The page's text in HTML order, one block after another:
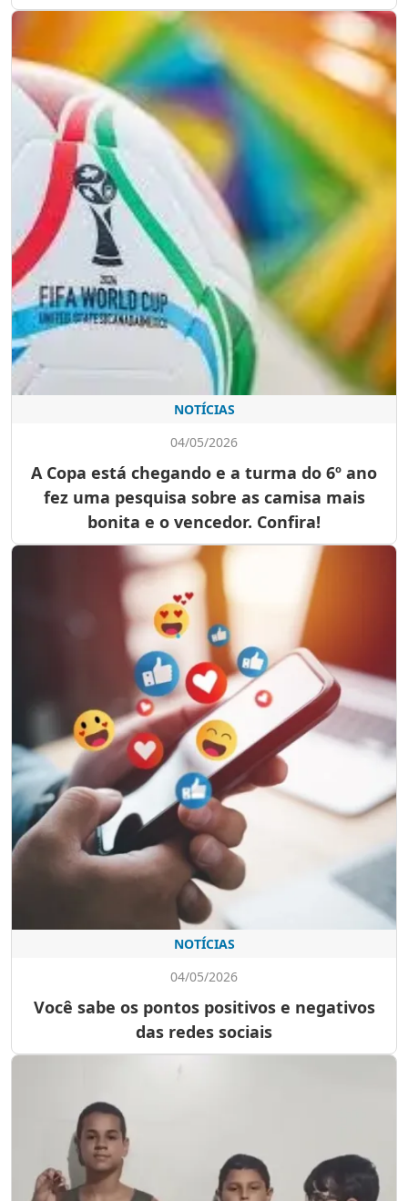
NOTÍCIAS
04/05/2026
A Copa está chegando e a turma do 6º ano
fez uma pesquisa sobre as camisa mais
bonita e o vencedor. Confira!
NOTÍCIAS
04/05/2026
Você sabe os pontos positivos e negativos
das redes sociais